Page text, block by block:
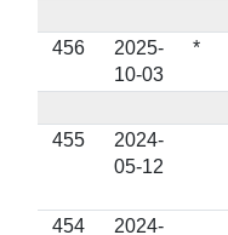
456
2025-
10-03
*
455
2024-
05-12
454
2024-